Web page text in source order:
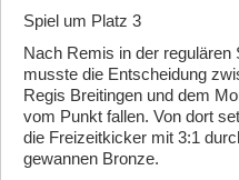
Spiel um Platz 3
Nach Remis in der regulären
musste die Entscheidung
Regis Breitingen und dem
vom Punkt fallen. Von dort
die Freizeitkicker mit 3:1
gewannen Bronze.